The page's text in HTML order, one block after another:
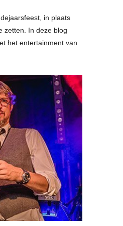
in plaats
zetten. In deze blog
het entertainment van